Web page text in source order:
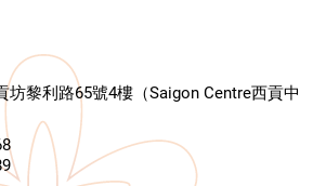
坊黎利路65號4樓（Saigon Centre西貢中